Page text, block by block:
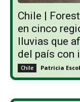
Chile |
en cinco
lluvias que
del país con
Chile Patricia